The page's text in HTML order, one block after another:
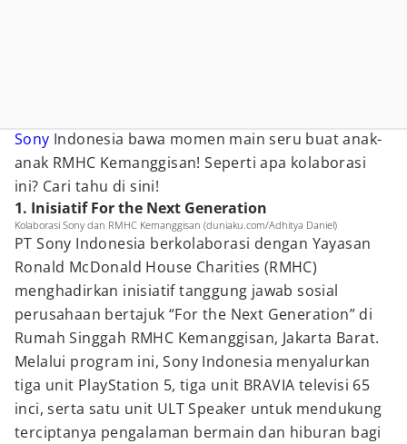
Sony Indonesia bawa momen main seru buat anak-
anak RMHC Kemanggisan! Seperti apa kolaborasi
ini? Cari tahu di sini!
1. Inisiatif For the Next Generation
Kolaborasi Sony dan RMHC Kemanggisan (duniaku.com/Adhitya Daniel)
PT Sony Indonesia berkolaborasi dengan Yayasan
Ronald McDonald House Charities (RMHC)
menghadirkan inisiatif tanggung jawab sosial
perusahaan bertajuk “For the Next Generation” di
Rumah Singgah RMHC Kemanggisan, Jakarta Barat.
Melalui program ini, Sony Indonesia menyalurkan
tiga unit PlayStation 5, tiga unit BRAVIA televisi 65
inci, serta satu unit ULT Speaker untuk mendukung
terciptanya pengalaman bermain dan hiburan bagi